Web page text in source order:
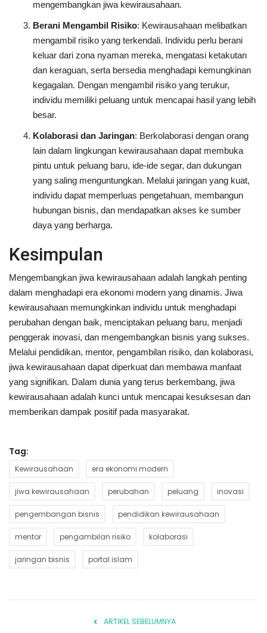
mengembangkan jiwa kewirausahaan.
Berani Mengambil Risiko: Kewirausahaan melibatkan
mengambil risiko yang terkendali. Individu perlu berani
keluar dari zona nyaman mereka, mengatasi ketakutan
dan keraguan, serta bersedia menghadapi kemungkinan
kegagalan. Dengan mengambil risiko yang terukur,
individu memiliki peluang untuk mencapai hasil yang lebih
besar.
Kolaborasi dan Jaringan: Berkolaborasi dengan orang
lain dalam lingkungan kewirausahaan dapat membuka
pintu untuk peluang baru, ide-ide segar, dan dukungan
yang saling menguntungkan. Melalui jaringan yang kuat,
individu dapat memperluas pengetahuan, membangun
hubungan bisnis, dan mendapatkan akses ke sumber
daya yang berharga.
Kesimpulan
Mengembangkan jiwa kewirausahaan adalah langkah penting
dalam menghadapi era ekonomi modern yang dinamis. Jiwa
kewirausahaan memungkinkan individu untuk menghadapi
perubahan dengan baik, menciptakan peluang baru, menjadi
penggerak inovasi, dan mengembangkan bisnis yang sukses.
Melalui pendidikan, mentor, pengambilan risiko, dan kolaborasi,
jiwa kewirausahaan dapat diperkuat dan membawa manfaat
yang signifikan. Dalam dunia yang terus berkembang, jiwa
kewirausahaan adalah kunci untuk mencapai kesuksesan dan
memberikan dampak positif pada masyarakat.
Tag:
Kewirausahaan era ekonomi modern
jiwa kewirausahaan perubahan peluang inovasi
pengembangan bisnis pendidikan kewirausahaan
mentor pengambilan risiko kolaborasi
jaringan bisnis portal islam
ARTIKEL SEBELUMNYA